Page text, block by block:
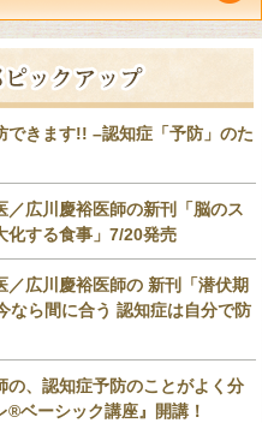
できます!! –認知症「予防」のた
／広川慶裕医師の新刊「脳のス
化する食事」7/20発売
／広川慶裕医師の 新刊「潜伏期
なら間に合う 認知症は自分で防
の、認知症予防のことがよく分
®️ベーシック講座』開講！